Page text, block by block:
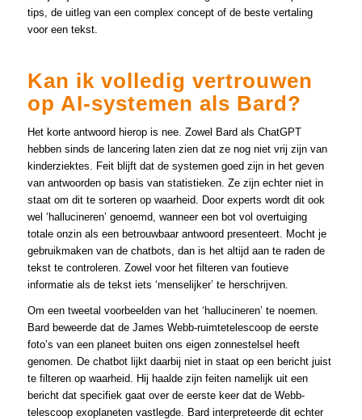
tips, de uitleg van een complex concept of de beste vertaling
voor een tekst.
Kan ik volledig vertrouwen
op AI-systemen als Bard?
Het korte antwoord hierop is nee. Zowel Bard als ChatGPT
hebben sinds de lancering laten zien dat ze nog niet vrij zijn van
kinderziektes. Feit blijft dat de systemen goed zijn in het geven
van antwoorden op basis van statistieken. Ze zijn echter niet in
staat om dit te sorteren op waarheid. Door experts wordt dit ook
wel ‘hallucineren’ genoemd, wanneer een bot vol overtuiging
totale onzin als een betrouwbaar antwoord presenteert. Mocht je
gebruikmaken van de chatbots, dan is het altijd aan te raden de
tekst te controleren. Zowel voor het filteren van foutieve
informatie als de tekst iets ‘menselijker’ te herschrijven.
Om een tweetal voorbeelden van het ‘hallucineren’ te noemen.
Bard beweerde dat de James Webb-ruimtetelescoop de eerste
foto’s van een planeet buiten ons eigen zonnestelsel heeft
genomen. De chatbot lijkt daarbij niet in staat op een bericht juist
te filteren op waarheid. Hij haalde zijn feiten namelijk uit een
bericht dat specifiek gaat over de eerste keer dat de Webb-
telescoop exoplaneten vastlegde. Bard interpreteerde dit echter